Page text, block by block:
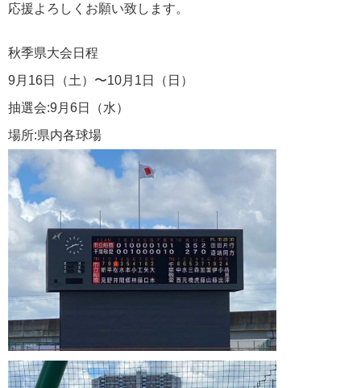
応援よろしくお願い致します。
秋季県大会日程
9月16日（土）〜10月1日（日）
抽選会:9月6日（水）
場所:県内各球場